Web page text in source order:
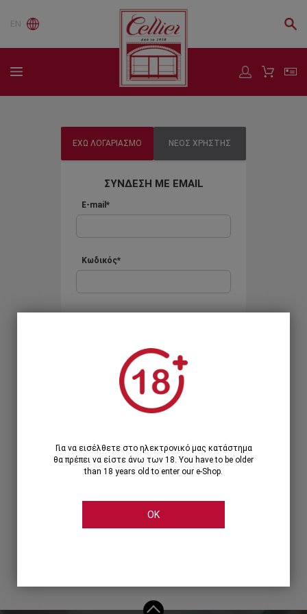
EN
ΕΧΩ ΛΟΓΑΡΙΑΣΜΟ ΝΕΟΣ ΧΡΗΣΤΗΣ
ΣΥΝΔΕΣΗ ΜΕ EMAIL
E-mail*
Κωδικός*
Ξεχάσατε τον κωδικό;
Ή
ΣΥΝΔΕΣΗ ΜΕ ...
Για να εισέλθετε στο ηλεκτρονικό μας κατάστημα
θα πρέπει να είστε άνω των 18. You have to be older
than 18 years old to enter our e-Shop.
OK